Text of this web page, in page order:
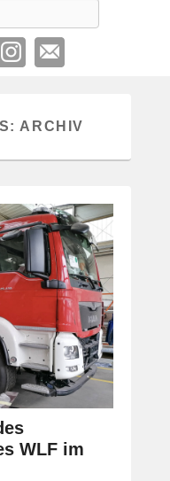
ARCHIV
WLF im